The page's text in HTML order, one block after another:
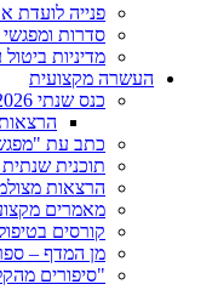
פנייה לועדת
סדרות
מדיניות
העשרה מקצועית
כנס שנתי 2026
הרצאות
כתב עת
תוכנית שנתית 2025/26
הרצאות
מאמרים
קורסים
מן המדף –
"סיפורים